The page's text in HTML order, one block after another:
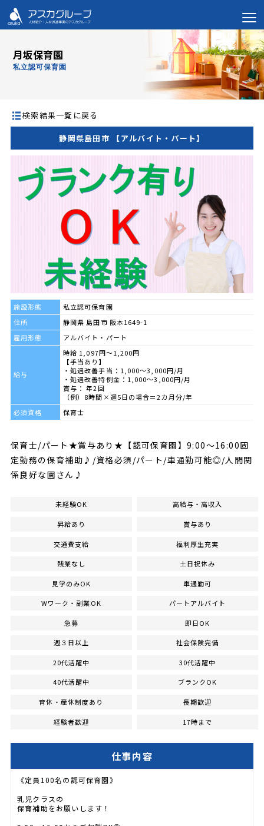
月坂保育園
私立認可保育園
検索結果一覧に戻る
静岡県島田市 【アルバイト・パート】
施設形態
私立認可保育園
住所
静岡県 島田市 阪本1649-1
雇用形態
アルバイト・パート
給与
時給 1,097円～1,200円
【手当あり】
・処遇改善手当：1,000～3,000円/月
・処遇改善特例金：1,000～3,000円/月
賞与： 年2回
（例）8時間×週5日の場合＝2カ月分/年
必須資格
保育士
保育士/パート★賞与あり★【認可保育園】9:00～16:00固
定勤務の保育補助♪/資格必須/パート/車通勤可能◎/人間関
係良好な園さん♪
未経験OK 高給与・高収入
昇給あり 賞与あり
交通費支給 福利厚生充実
残業なし 土日祝休み
見学のみOK 車通勤可
Wワーク・副業OK パートアルバイト
急募 即日OK
週３日以上 社会保険完備
20代活躍中 30代活躍中
40代活躍中 ブランクOK
育休・産休制度あり 長期歓迎
経験者歓迎 17時まで
仕事内容
《定員100名の認可保育園》
乳児クラスの
保育補助をお願いします！